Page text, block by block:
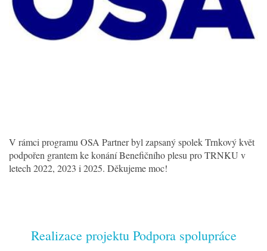
V rámci programu OSA Partner byl zapsaný spolek Trnkový květ
podpořen grantem ke konání Benefičního plesu pro TRNKU v
letech 2022, 2023 i 2025. Děkujeme moc!
Realizace projektu Podpora spolupráce